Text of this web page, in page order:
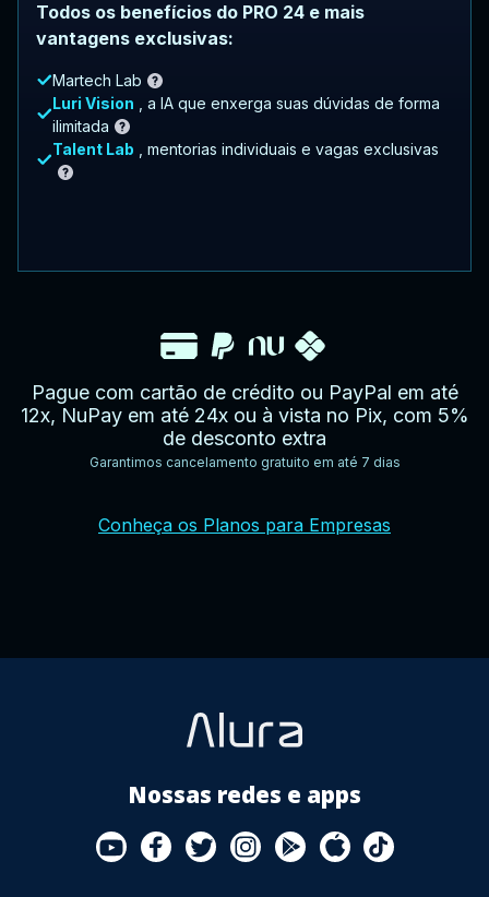
Todos os benefícios do PRO 24 e mais
vantagens exclusivas:
Martech Lab
Luri Vision
, a IA que enxerga suas dúvidas de forma
ilimitada
Talent Lab
, mentorias individuais e vagas exclusivas
Pague com cartão de crédito ou PayPal em até
12x, NuPay em até 24x ou à vista no Pix, com 5%
de desconto extra
Garantimos cancelamento gratuito em até 7 dias
Conheça os Planos para Empresas
Nossas redes e apps
Play